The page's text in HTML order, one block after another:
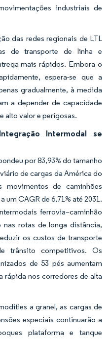
industriais de
das redes regionais de LTL
de transporte de linha e
mais rápidos. Embora o
espera-se que a
gradualmente, à medida
a depender de capacidade
alto valor e perigosas.
Intermodal se
por 83,93% do tamanho
de cargas da América do
movimentos de caminhões
um CAGR de 6,71% até 2031.
ferrovia–caminhão
rotas de longa distância,
os custos de transporte
trânsito competitivos. Os
de 53 pés aumentam
rápida nos corredores de alta
a granel, as cargas de
especiais continuarão a
plataforma e tanque